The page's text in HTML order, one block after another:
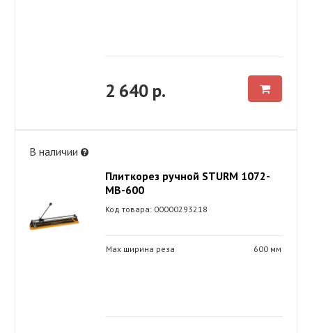
2 640 р.
В наличии
Плиткорез ручной STURM 1072-
MB-600
Код товара: 00000293218
Max ширина реза 600 мм